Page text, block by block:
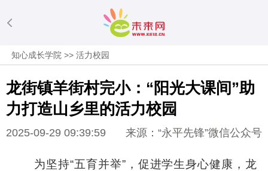
知心成长学院 >>活力校园
龙街镇羊街村完小：“阳光大课间”助
力打造山乡里的活力校园
2025-09-29 09:39:59 来源：“永平先锋”微信公众号
为坚持“五育并举”，促进学生身心健康，龙